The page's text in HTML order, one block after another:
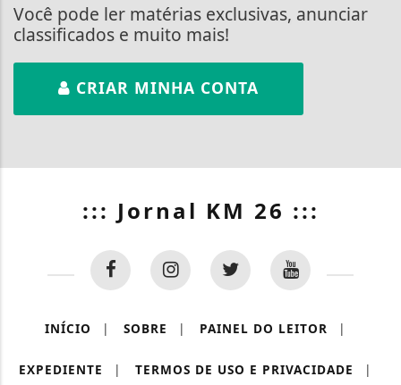
Você pode ler matérias exclusivas, anunciar
classificados e muito mais!
CRIAR MINHA CONTA
::: Jornal KM 26 :::
INÍCIO | SOBRE | PAINEL DO LEITOR |
EXPEDIENTE | TERMOS DE USO E PRIVACIDADE |